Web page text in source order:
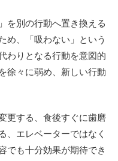
を別の行動へ置き換える
め、「吸わない」という
わりとなる行動を意図的
徐々に弱め、新しい行動
更する、食後すぐに歯磨
、エレベーターではなく
でも十分効果が期待でき